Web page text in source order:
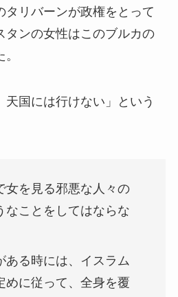
タリバーンが政権をとって
タンの女性はこのブルカの
天国には行けない」という
女を見る邪悪な人々の
なことをしてはならな
ある時には、イスラム
めに従って、全身を覆